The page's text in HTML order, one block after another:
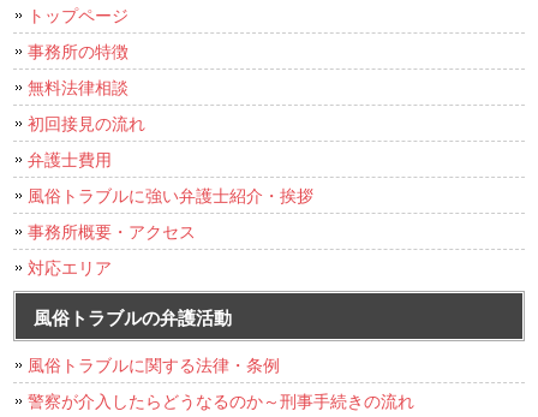
トップページ
事務所の特徴
無料法律相談
初回接見の流れ
弁護士費用
風俗トラブルに強い弁護士紹介・挨拶
事務所概要・アクセス
対応エリア
風俗トラブルの弁護活動
風俗トラブルに関する法律・条例
警察が介入したらどうなるのか～刑事手続きの流れ